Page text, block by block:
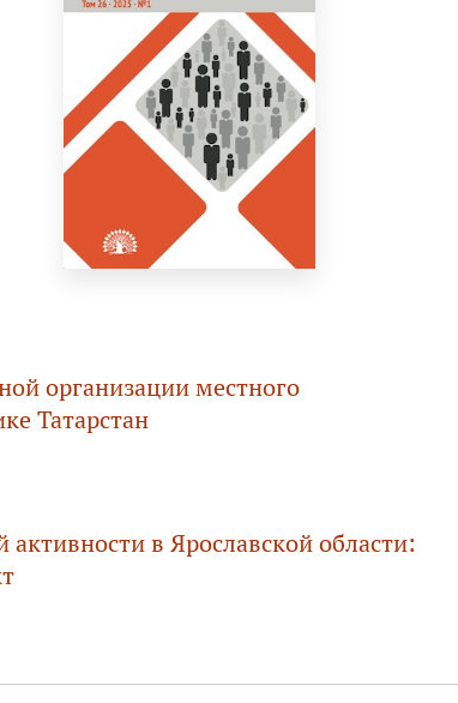
организации местного
Татарстан
активности в Ярославской области: